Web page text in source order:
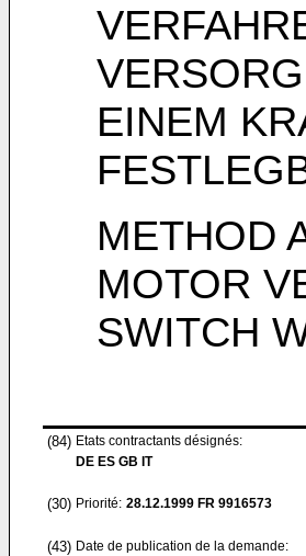
EINEM
METHOD
MOTOR
SWITCH
(84) Etats contractants désignés:
DE ES GB IT
(30) Priorité: 28.12.1999 FR 9916573
(43) Date de publication de la demande: